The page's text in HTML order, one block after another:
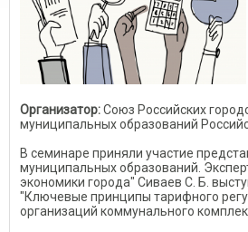
Организатор:Союз Российских
муниципальных образований
В семинаре приняли участие
муниципальных образований.
экономики города" Сиваев С. Б.
"Ключевые принципы тарифного
организаций коммунального